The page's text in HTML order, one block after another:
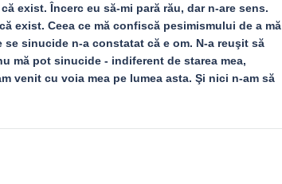
exist. Încerc eu să-mi pară rău, dar n-are sens.
exist. Ceea ce mă confiscă pesimismului de a mă
sinucide n-a constatat că e om. N-a reuşit să
mă pot sinucide - indiferent de starea mea,
venit cu voia mea pe lumea asta. Şi nici n-am să